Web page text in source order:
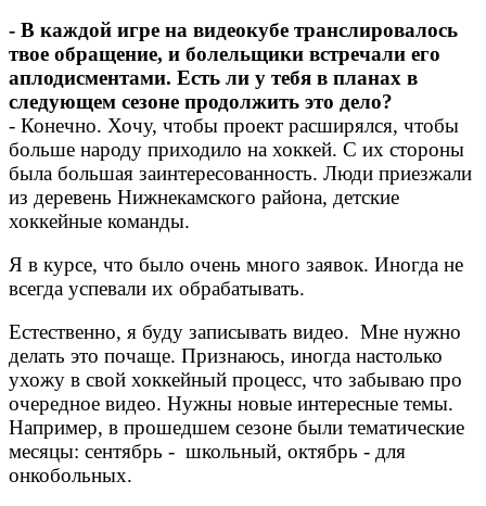
- В каждой игре на видеокубе транслировалось
твое обращение, и болельщики встречали его
аплодисментами. Есть ли у тебя в планах в
следующем сезоне продолжить это дело?
- Конечно. Хочу, чтобы проект расширялся, чтобы
больше народу приходило на хоккей. С их стороны
была большая заинтересованность. Люди приезжали
из деревень Нижнекамского района, детские
хоккейные команды.
Я в курсе, что было очень много заявок. Иногда не
всегда успевали их обрабатывать.
Естественно, я буду записывать видео. Мне нужно
делать это почаще. Признаюсь, иногда настолько
ухожу в свой хоккейный процесс, что забываю про
очередное видео. Нужны новые интересные темы.
Например, в прошедшем сезоне были тематические
месяцы: сентябрь - школьный, октябрь - для
онкобольных.